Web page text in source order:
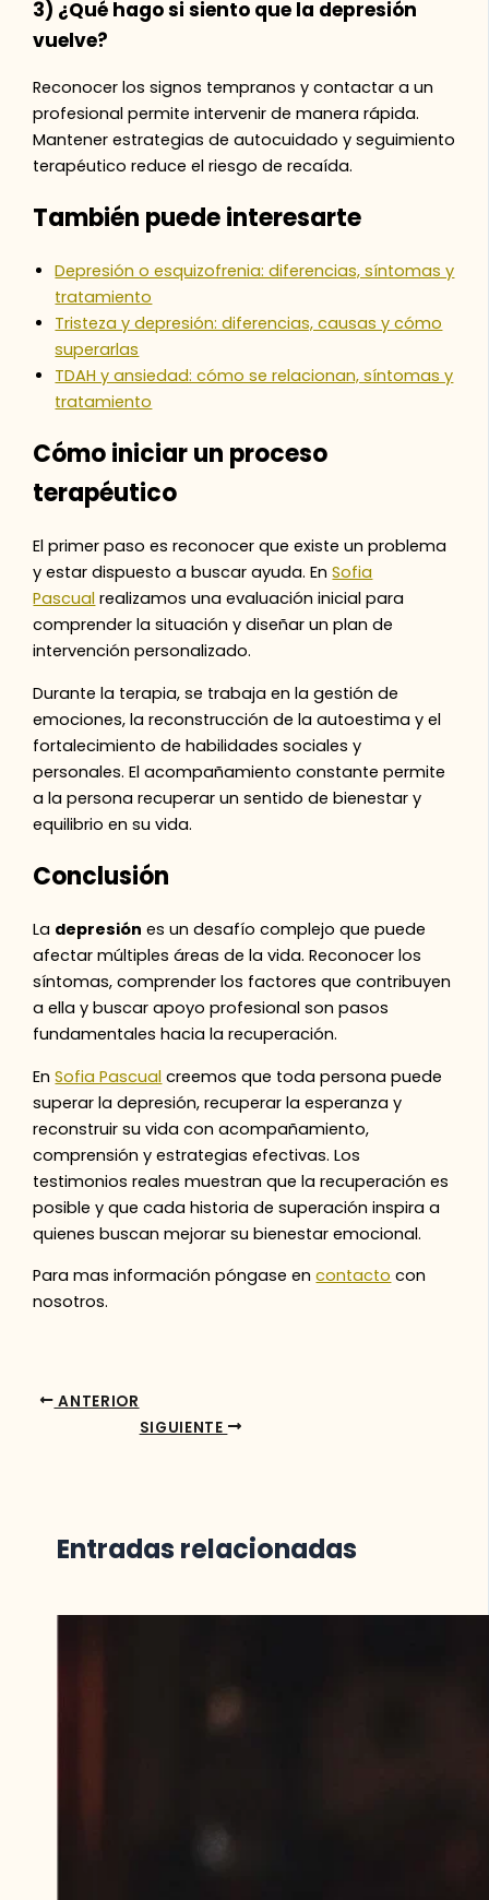
3) ¿Qué hago si siento que la depresión
vuelve?
Reconocer los signos tempranos y contactar a un
profesional permite intervenir de manera rápida.
Mantener estrategias de autocuidado y seguimiento
terapéutico reduce el riesgo de recaída.
También puede interesarte
Depresión o esquizofrenia: diferencias, síntomas y
tratamiento
Tristeza y depresión: diferencias, causas y cómo
superarlas
TDAH y ansiedad: cómo se relacionan, síntomas y
tratamiento
Cómo iniciar un proceso
terapéutico
El primer paso es reconocer que existe un problema
y estar dispuesto a buscar ayuda. EnSofia
Pascual realizamos una evaluación inicial para
comprender la situación y diseñar un plan de
intervención personalizado.
Durante la terapia, se trabaja en la gestión de
emociones, la reconstrucción de la autoestima y el
fortalecimiento de habilidades sociales y
personales. El acompañamiento constante permite
a la persona recuperar un sentido de bienestar y
equilibrio en su vida.
Conclusión
La depresión es un desafío complejo que puede
afectar múltiples áreas de la vida. Reconocer los
síntomas, comprender los factores que contribuyen
a ella y buscar apoyo profesional son pasos
fundamentales hacia la recuperación.
EnSofia Pascual creemos que toda persona puede
superar la depresión, recuperar la esperanza y
reconstruir su vida con acompañamiento,
comprensión y estrategias efectivas. Los
testimonios reales muestran que la recuperación es
posible y que cada historia de superación inspira a
quienes buscan mejorar su bienestar emocional.
Para mas información póngase encontacto con
nosotros.
ANTERIOR
SIGUIENTE
Entradas relacionadas